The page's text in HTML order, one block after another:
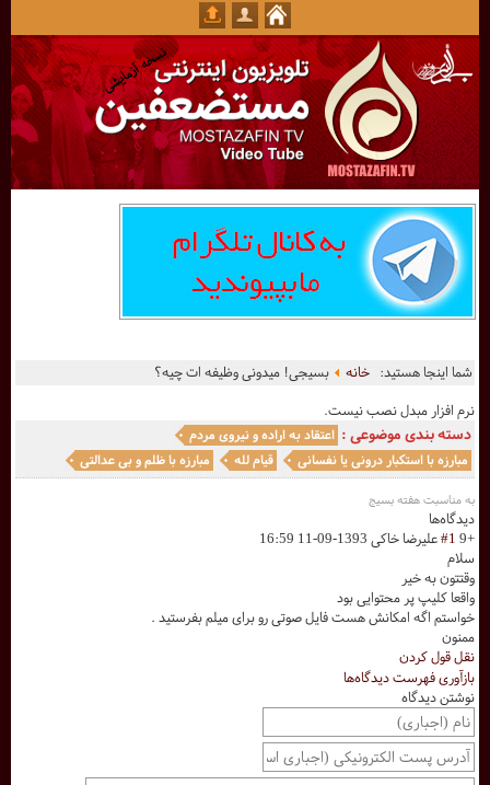
شما اینجا هستید:خانه
بسیجی! میدونی وظیفه ات چیه؟
نرم افزار مبدل نصب نیست.
دسته بندی موضوعی : اعتقاد به اراده و نیروی مردم
مبارزه با استکبار درونی یا نفسانی
قیام لله مبارزه با ظلم و بی عدالتی
به مناسبت هفته بسیج
دیدگاه‌ها
+9
#1علیرضا خاکی 1393-09-11 16:59
سلام
وقتتون به خیر
واقعا کلیپ پر محتوایی بود
خواستم اگه امکانش هست فایل صوتی رو برای میلم بفرستید .
ممنون
نقل قول کردن
بازآوری فهرست دیدگاه‌ها
نوشتن دیدگاه